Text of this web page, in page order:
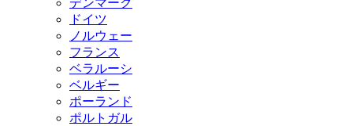
デンマーク
ドイツ
ノルウェー
フランス
ベラルーシ
ベルギー
ポーランド
ポルトガル